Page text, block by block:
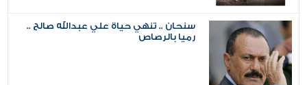
سنحان .. تنهي حياة علي عبدالله صالح ..
رميا بالرصاص